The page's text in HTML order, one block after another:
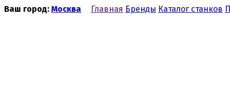
Ваш город: Москва Главная Бренды Каталог станков